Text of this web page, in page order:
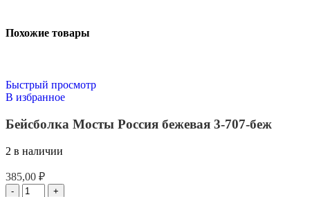
Похожие товары
Быстрый просмотр
В избранное
Бейсболка Мосты Россия бежевая 3-707-беж
2 в наличии
385,00 ₽